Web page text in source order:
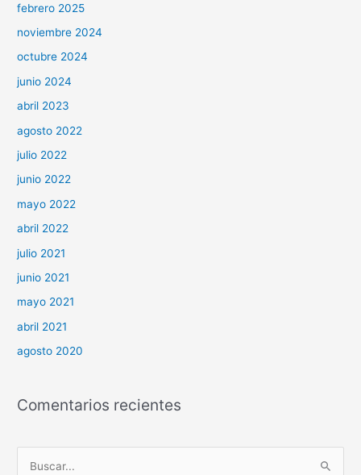
febrero 2025
noviembre 2024
octubre 2024
junio 2024
abril 2023
agosto 2022
julio 2022
junio 2022
mayo 2022
abril 2022
julio 2021
junio 2021
mayo 2021
abril 2021
agosto 2020
Comentarios recientes